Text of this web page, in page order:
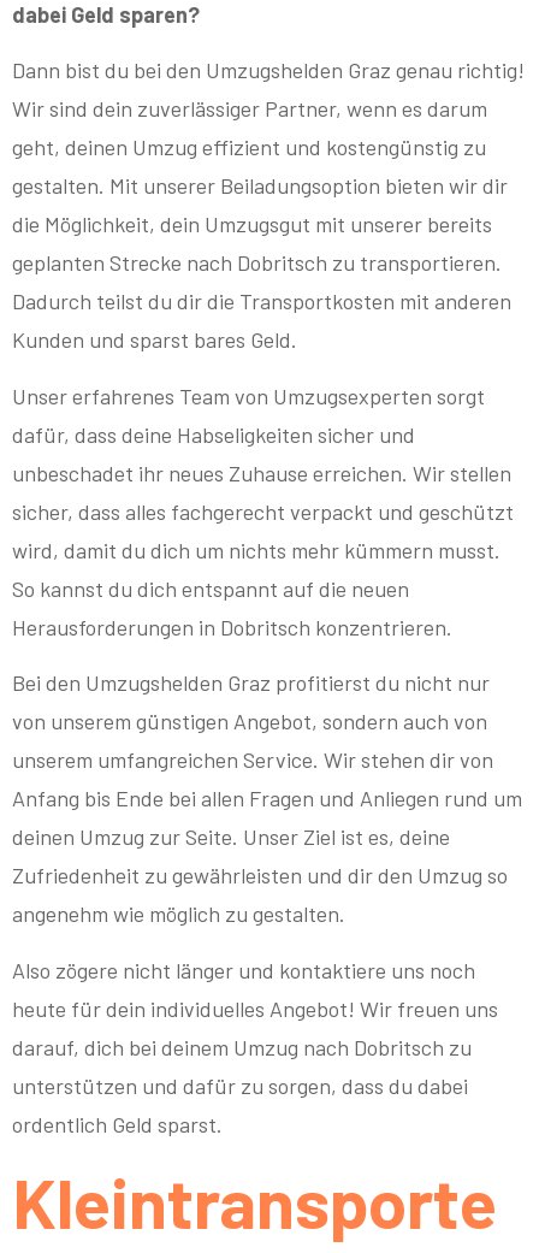
dabei Geld sparen?
Dann bist du bei den Umzugshelden Graz genau richtig!
Wir sind dein zuverlässiger Partner, wenn es darum
geht, deinen Umzug effizient und kostengünstig zu
gestalten. Mit unserer Beiladungsoption bieten wir dir
die Möglichkeit, dein Umzugsgut mit unserer bereits
geplanten Strecke nach Dobritsch zu transportieren.
Dadurch teilst du dir die Transportkosten mit anderen
Kunden und sparst bares Geld.
Unser erfahrenes Team von Umzugsexperten sorgt
dafür, dass deine Habseligkeiten sicher und
unbeschadet ihr neues Zuhause erreichen. Wir stellen
sicher, dass alles fachgerecht verpackt und geschützt
wird, damit du dich um nichts mehr kümmern musst.
So kannst du dich entspannt auf die neuen
Herausforderungen in Dobritsch konzentrieren.
Bei den Umzugshelden Graz profitierst du nicht nur
von unserem günstigen Angebot, sondern auch von
unserem umfangreichen Service. Wir stehen dir von
Anfang bis Ende bei allen Fragen und Anliegen rund um
deinen Umzug zur Seite. Unser Ziel ist es, deine
Zufriedenheit zu gewährleisten und dir den Umzug so
angenehm wie möglich zu gestalten.
Also zögere nicht länger und kontaktiere uns noch
heute für dein individuelles Angebot! Wir freuen uns
darauf, dich bei deinem Umzug nach Dobritsch zu
unterstützen und dafür zu sorgen, dass du dabei
ordentlich Geld sparst.
Kleintransporte